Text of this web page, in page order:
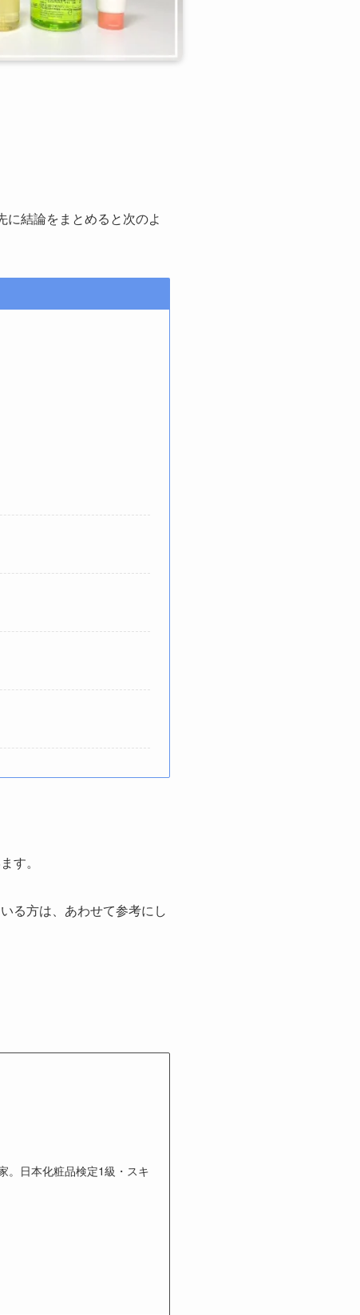
結論をまとめると次のよ
す。
る方は、あわせて参考にし
。日本化粧品検定1級・スキ